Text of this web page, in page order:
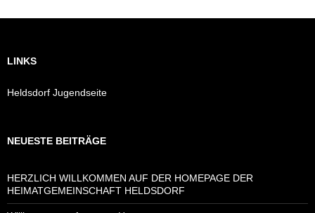
LINKS
Heldsdorf Jugendseite
NEUESTE BEITRÄGE
HERZLICH WILLKOMMEN AUF DER HOMEPAGE DER
HEIMATGEMEINSCHAFT HELDSDORF